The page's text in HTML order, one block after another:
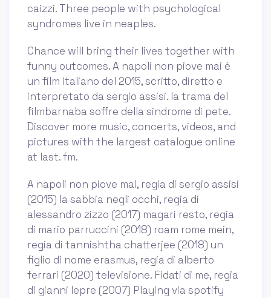
caizzi. Three people with psychological
syndromes live in neaples.
Chance will bring their lives together with
funny outcomes. A napoli non piove mai è
un film italiano del 2015, scritto, diretto e
interpretato da sergio assisi. la trama del
filmbarnaba soffre della sindrome di pete.
Discover more music, concerts, videos, and
pictures with the largest catalogue online
at last. fm.
A napoli non piove mai, regia di sergio assisi
(2015) la sabbia negli occhi, regia di
alessandro zizzo (2017) magari resto, regia
di mario parruccini (2018) roam rome mein,
regia di tannishtha chatterjee (2018) un
figlio di nome erasmus, regia di alberto
ferrari (2020) televisione. Fidati di me, regia
di gianni lepre (2007) Playing via spotify